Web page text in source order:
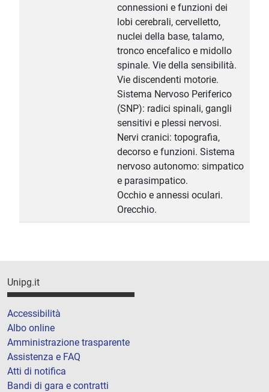
connessioni e funzioni dei
lobi cerebrali, cervelletto,
nuclei della base, talamo,
tronco encefalico e midollo
spinale. Vie della sensibilità.
Vie discendenti motorie.
Sistema Nervoso Periferico
(SNP): radici spinali, gangli
sensitivi e plessi nervosi.
Nervi cranici: topografia,
decorso e funzioni. Sistema
nervoso autonomo: simpatico
e parasimpatico.
Occhio e annessi oculari.
Orecchio.
Unipg.it
Accessibilità
Albo online
Amministrazione trasparente
Assistenza e FAQ
Atti di notifica
Bandi di gara e contratti